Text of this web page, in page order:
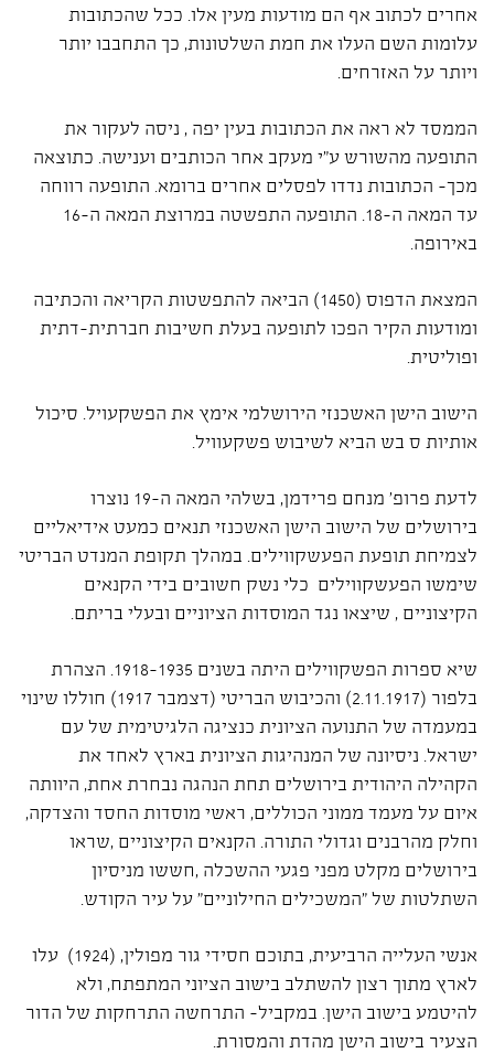
אחרים לכתוב אף הם מודעות מעין אלו. ככל שהכתובות
עלומות השם העלו את חמת השלטונות, כך התחבבו יותר
ויותר על האזרחים.
הממסד לא ראה את הכתובות בעין יפה , ניסה לעקור את
התופעה מהשורש ע"י מעקב אחר הכותבים וענישה. כתוצאה
מכך- הכתובות נדדו לפסלים אחרים ברומא. התופעה רווחה
עד המאה ה-18. התופעה התפשטה במרוצת המאה ה-16
באירופה.
המצאת הדפוס (1450) הביאה להתפשטות הקריאה והכתיבה
ומודעות הקיר הפכו לתופעה בעלת חשיבות חברתית-דתית
ופוליטית.
הישוב הישן האשכנזי הירושלמי אימץ את הפשקעויל. סיכול
אותיות ס בש הביא לשיבוש פשקעוויל.
לדעת פרופ' מנחם פרידמן, בשלהי המאה ה-19 נוצרו
בירושלים של הישוב הישן האשכנזי תנאים כמעט אידיאליים
לצמיחת תופעת הפעשקווילים. במהלך תקופת המנדט הבריטי
שימשו הפעשקווילים כלי נשק חשובים בידי הקנאים
הקיצוניים , שיצאו נגד המוסדות הציוניים ובעלי בריתם.
שיא ספרות הפשקווילים היתה בשנים 1918-1935. הצהרת
בלפור (2.11.1917) והכיבוש הבריטי (דצמבר 1917) חוללו שינוי
במעמדה של התנועה הציונית כנציגה הלגיטימית של עם
ישראל. ניסיונה של המנהיגות הציונית בארץ לאחד את
הקהילה היהודית בירושלים תחת הנהגה נבחרת אחת, היוותה
איום על מעמד ממוני הכוללים, ראשי מוסדות החסד והצדקה,
וחלק מהרבנים וגדולי התורה. הקנאים הקיצוניים ,שראו
בירושלים מקלט מפני פגעי ההשכלה ,חששו מניסיון
השתלטות של "המשכילים החילוניים" על עיר הקודש.
אנשי העלייה הרביעית, בתוכם חסידי גור מפולין, (1924) עלו
לארץ מתוך רצון להשתלב בישוב הציוני המתפתח, ולא
להיטמע בישוב הישן. במקביל- התרחשה התרחקות של הדור
הצעיר בישוב הישן מהדת והמסורת.